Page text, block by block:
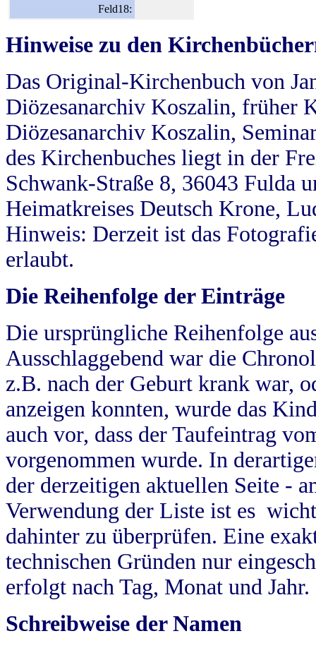
Feld18:
Hinweise zu den
Das Original-Kirchenbuch von
Diözesanarchiv Koszalin, früher
Diözesanarchiv Koszalin,
des Kirchenbuches liegt in der
Schwank-Straße 8, 36043 Fulda
Heimatkreises Deutsch Krone,
Hinweis: Derzeit ist das
erlaubt.
Die Reihenfolge der Einträge
Die ursprüngliche Reihenfolge
Ausschlaggebend war die
z.B. nach der Geburt krank war,
anzeigen konnten, wurde das
auch vor, dass der Taufeintrag
vorgenommen wurde. In
der derzeitigen aktuellen Seite -
Verwendung der Liste ist es
dahinter zu überprüfen. Eine
technischen Gründen nur
erfolgt nach Tag, Monat und Jahr.
Schreibweise der Namen